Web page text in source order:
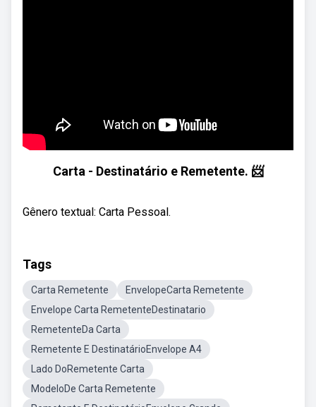
Carta - Destinatário e Remetente. 📨
Gênero textual: Carta Pessoal.
Tags
Carta Remetente
EnvelopeCarta Remetente
Envelope Carta RemetenteDestinatario
RemetenteDa Carta
Remetente E DestinatárioEnvelope A4
Lado DoRemetente Carta
ModeloDe Carta Remetente